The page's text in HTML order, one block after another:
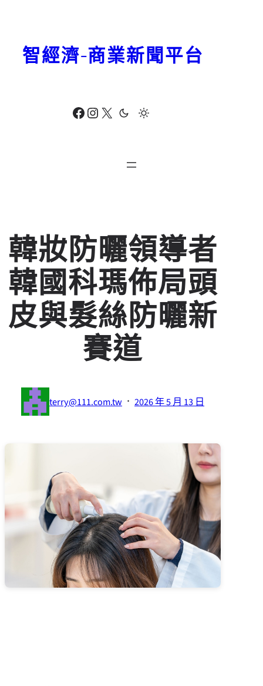
Facebook Instagram X
智經濟-商業新聞平台
韓妝防曬領導者
韓國科瑪佈局頭
皮與髮絲防曬新
賽道
terry@111.com.tw · 2026 年 5 月 13 日